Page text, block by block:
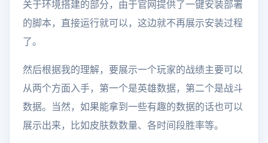
关于环境搭建的部分，由于官网提供了一键安装部署
的脚本，直接运行就可以，这边就不再展示安装过程
了。
然后根据我的理解，要展示一个玩家的战绩主要可以
从两个方面入手，第一个是英雄数据，第二个是战斗
数据。当然，如果能拿到一些有趣的数据的话也可以
展示出来，比如皮肤数数量、各时间段胜率等。